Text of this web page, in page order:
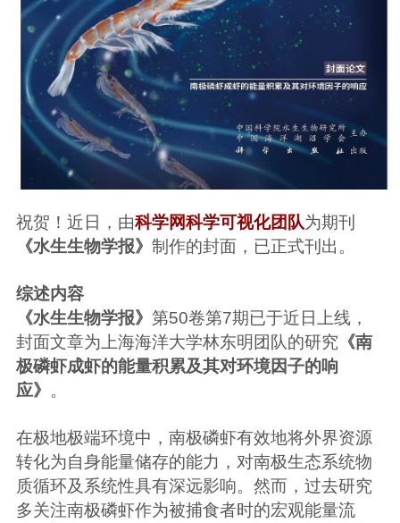
祝贺！近日，由科学网科学可视化团队为期刊
《水生生物学报》 制作的封面，已正式刊出。
综述内容
《水生生物学报》 第50卷第7期已于近日上线，
封面文章为上海海洋大学林东明团队的研究 《南
极磷虾成虾的能量积累及其对环境因子的响
应》 。
在极地极端环境中，南极磷虾有效地将外界资源
转化为自身能量储存的能力，对南极生态系统物
质循环及系统性具有深远影响。然而，过去研究
多关注南极磷虾作为被捕食者时的宏观能量流